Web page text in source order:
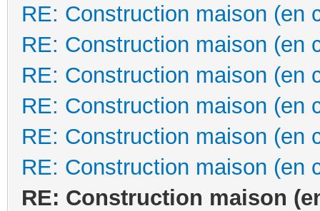
RE: Construction maison (en
RE: Construction maison (en
RE: Construction maison (en
RE: Construction maison (en
RE: Construction maison (en
RE: Construction maison (en
RE: Construction maison